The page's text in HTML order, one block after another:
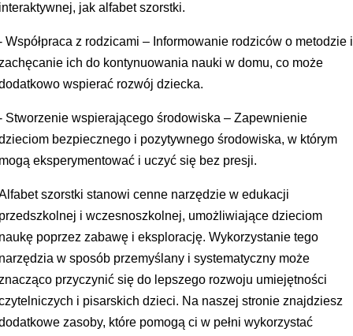
jak alfabet szorstki.
Współpraca z rodzicami – Informowanie rodziców o metodzie i
ich do kontynuowania nauki w domu, co może
wspierać rozwój dziecka.
Stworzenie wspierającego środowiska – Zapewnienie
bezpiecznego i pozytywnego środowiska, w którym
eksperymentować i uczyć się bez presji.
szorstki stanowi cenne narzędzie w edukacji
i wczesnoszkolnej, umożliwiające dzieciom
poprzez zabawę i eksplorację. Wykorzystanie tego
w sposób przemyślany i systematyczny może
przyczynić się do lepszego rozwoju umiejętności
i pisarskich dzieci. Na naszej stronie znajdziesz
zasoby, które pomogą ci w pełni wykorzystać